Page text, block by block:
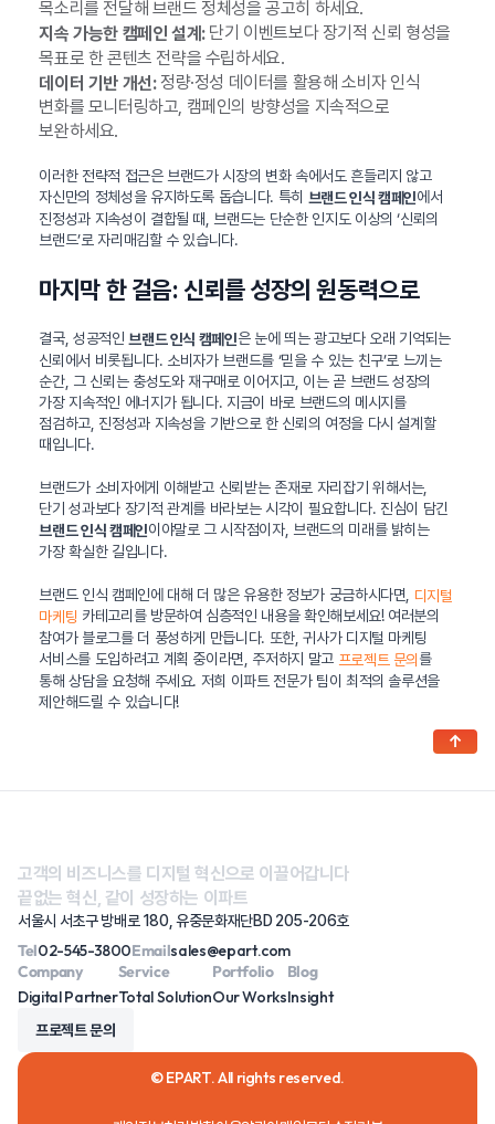
목소리를 전달해 브랜드 정체성을 공고히 하세요.
지속 가능한 캠페인 설계:단기 이벤트보다 장기적 신뢰 형성을
목표로 한 콘텐츠 전략을 수립하세요.
데이터 기반 개선:정량·정성 데이터를 활용해 소비자 인식
변화를 모니터링하고, 캠페인의 방향성을 지속적으로
보완하세요.
이러한 전략적 접근은 브랜드가 시장의 변화 속에서도 흔들리지 않고
자신만의 정체성을 유지하도록 돕습니다. 특히 브랜드 인식 캠페인에서
진정성과 지속성이 결합될 때, 브랜드는 단순한 인지도 이상의 ‘신뢰의
브랜드’로 자리매김할 수 있습니다.
마지막 한 걸음: 신뢰를 성장의 원동력으로
결국, 성공적인 브랜드 인식 캠페인은 눈에 띄는 광고보다 오래 기억되는
신뢰에서 비롯됩니다. 소비자가 브랜드를 ‘믿을 수 있는 친구’로 느끼는
순간, 그 신뢰는 충성도와 재구매로 이어지고, 이는 곧 브랜드 성장의
가장 지속적인 에너지가 됩니다. 지금이 바로 브랜드의 메시지를
점검하고, 진정성과 지속성을 기반으로 한 신뢰의 여정을 다시 설계할
때입니다.
브랜드가 소비자에게 이해받고 신뢰받는 존재로 자리잡기 위해서는,
단기 성과보다 장기적 관계를 바라보는 시각이 필요합니다. 진심이 담긴
브랜드 인식 캠페인이야말로 그 시작점이자, 브랜드의 미래를 밝히는
가장 확실한 길입니다.
브랜드 인식 캠페인에 대해 더 많은 유용한 정보가 궁금하시다면, 디지털
마케팅 카테고리를 방문하여 심층적인 내용을 확인해보세요! 여러분의
참여가 블로그를 더 풍성하게 만듭니다. 또한, 귀사가 디지털 마케팅
서비스를 도입하려고 계획 중이라면, 주저하지 말고 프로젝트 문의 를
통해 상담을 요청해 주세요. 저희 이파트 전문가 팀이 최적의 솔루션을
제안해드릴 수 있습니다!
고객의 비즈니스를 디지털 혁신으로 이끌어갑니다
끝없는 혁신, 같이 성장하는 이파트
서울시 서초구 방배로 180, 유중문화재단BD 205-206호
Tel02-545-3800Emailsales@epart.com
Company
Digital Partner
Service
Total Solution
Portfolio
Our Works
Blog
Insight
프로젝트 문의
© EPART. All rights reserved.
↑